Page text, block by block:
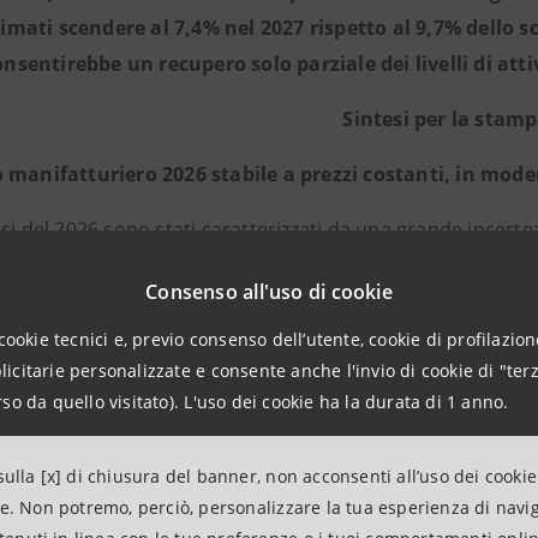
Consenso all'uso di cookie
tecnici e, previo consenso dell’utente, cookie di
personalizzate e consente anche l'invio di cookie di
da quello visitato). L'uso dei cookie ha la durata di 1 anno.
[x] di chiusura del banner, non acconsenti all’uso dei
Non potremo, perciò, personalizzare la tua esperienza di
scendere al 7,4% nel 2027 rispetto al 9,7% dello
un recupero solo parziale dei livelli di
Sintesi per la
2026 stabile a prezzi costanti, in
del 2026 sono stati caratterizzati da una grande
in Medio Oriente che ha modificato bruscamente le
anticipatori, che inizialmente segnalavano un
dalle attese sugli ordini interni ed esteri, soprattutto
rilevazioni più recenti, indicando condizioni
caso di durata limitata del conflitto, come è implicito nel
dallo stretto di Hormuz e la natura integrata dei
effetti trasversali sull’economia mondiale e strascichi